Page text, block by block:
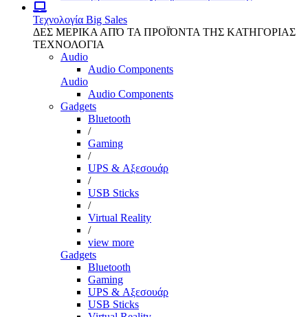
Τεχνολογία Big Sales
ΔΕΣ ΜΕΡΙΚΑ ΑΠΌ ΤΑ ΠΡΟΪΌΝΤΑ ΤΗΣ ΚΑΤΗΓΟΡΙΑΣ
ΤΕΧΝΟΛΟΓΙΑ
Audio
Audio Components
Audio
Audio Components
Gadgets
Bluetooth
/
Gaming
/
UPS & Αξεσουάρ
/
USB Sticks
/
Virtual Reality
/
view more
Gadgets
Bluetooth
Gaming
UPS & Αξεσουάρ
USB Sticks